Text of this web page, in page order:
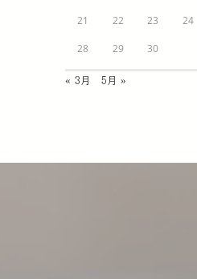
21 22 23 24
28 29 30
« 3月 5月 »